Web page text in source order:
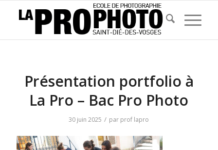
Présentation portfolio à
La Pro – Bac Pro Photo
30 juin 2025 / par prof lapro